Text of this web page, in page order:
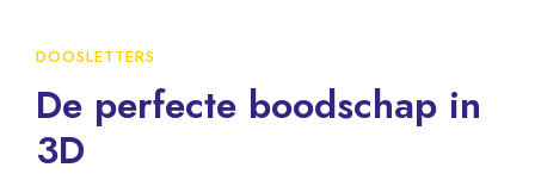
DOOSLETTERS
De perfecte boodschap in
3D